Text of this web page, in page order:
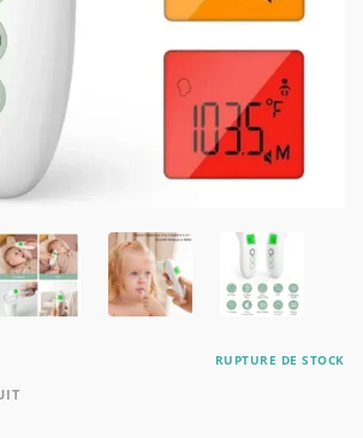
RUPTURE DE STOCK